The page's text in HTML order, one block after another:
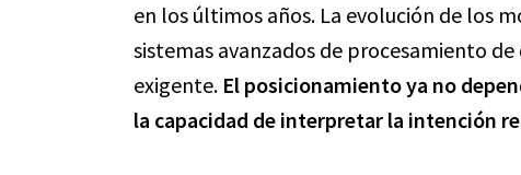
en los últimos años. La evolución de los
sistemas avanzados de procesamiento
exigente. El posicionamiento ya no
la capacidad de interpretar la intención